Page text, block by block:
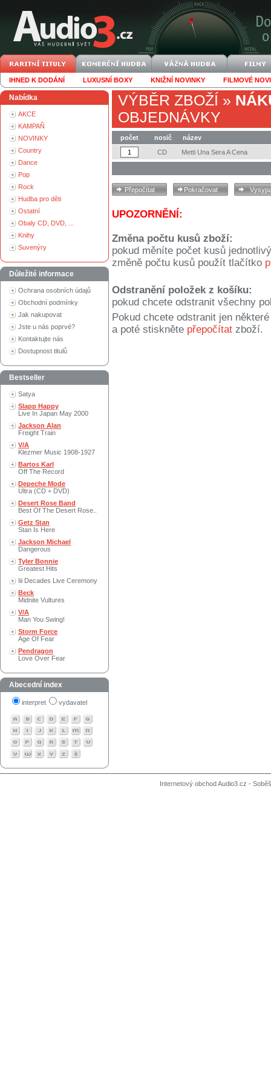
IHNED K DODÁNÍ LUXUSNÍ BOXY KNIŽNÍ NOVINKY FILMOVÉ
Nabídka
AKCE
KAMPAŇ
NOVINKY
Country
Dance
Pop
Rock
Hudba pro děti
Ostatní
Obaly CD, DVD, ...
Knihy
Suvenýry
Důležité informace
Ochrana osobních údajů
Obchodní podmínky
Jak nakupovat
Jste u nás poprvé?
Kontaktujte nás
Dostupnost titulů
Bestseller
Satya
Slapp Happy
Live In Japan May 2000
Jackson Alan
Freight Train
V/A
Klezmer Music 1908-1927
Bartos Karl
Off The Record
Depeche Mode
Ultra (CD + DVD)
Desert Rose Band
Best Of The Desert Rose..
Getz Stan
Stan Is Here
Jackson Michael
Dangerous
Tyler Bonnie
Greatest Hits
Iii Decades Live Ceremony
Beck
Midnite Vultures
V/A
Man You Swing!
Storm Force
Age Of Fear
Pendragon
Love Over Fear
Abecední index
interpret vydavatel
VÝBĚR ZBOŽÍ »
OBJEDNÁVKY
počet nosič
název
CD
Metti Una Sera A Cena
UPOZORNĚNÍ:
Změna počtu kusů zboží:
pokud měníte počet kusů
změně počtu kusů použít tlačítko
Odstranění položek z košíku:
pokud chcete odstranit všechny
Pokud chcete odstranit jen
a poté stiskněte přepočítat zboží.
Internetový obchod Audio3.cz -